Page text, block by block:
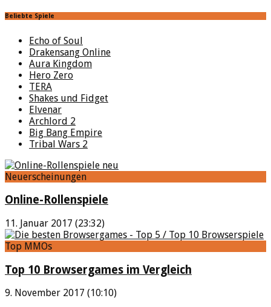
Beliebte Spiele
Echo of Soul
Drakensang Online
Aura Kingdom
Hero Zero
TERA
Shakes und Fidget
Elvenar
Archlord 2
Big Bang Empire
Tribal Wars 2
Neuerscheinungen
Online-Rollenspiele
11. Januar 2017 (23:32)
Top MMOs
Top 10 Browsergames im Vergleich
9. November 2017 (10:10)